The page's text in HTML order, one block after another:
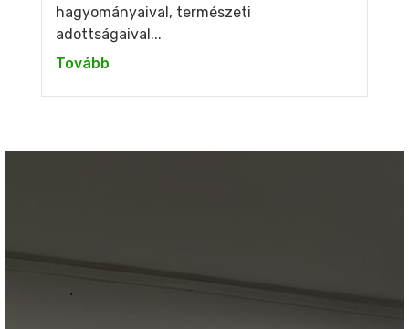
hagyományaival, természeti
adottságaival...
Tovább